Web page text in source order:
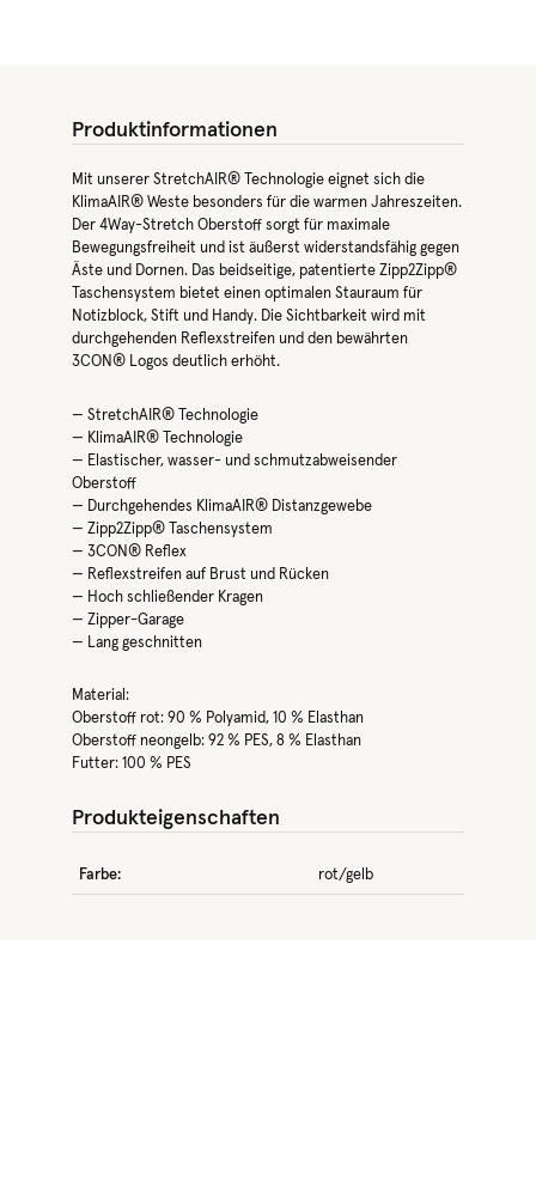
Produktinformationen
Mit unserer StretchAIR® Technologie eignet sich die
KlimaAIR® Weste besonders für die warmen Jahreszeiten.
Der 4Way-Stretch Oberstoff sorgt für maximale
Bewegungsfreiheit und ist äußerst widerstandsfähig gegen
Äste und Dornen. Das beidseitige, patentierte Zipp2Zipp®
Taschensystem bietet einen optimalen Stauraum für
Notizblock, Stift und Handy. Die Sichtbarkeit wird mit
durchgehenden Reflexstreifen und den bewährten
3CON® Logos deutlich erhöht.
— StretchAIR® Technologie
— KlimaAIR® Technologie
— Elastischer, wasser- und schmutzabweisender
Oberstoff
— Durchgehendes KlimaAIR® Distanzgewebe
— Zipp2Zipp® Taschensystem
— 3CON® Reflex
— Reflexstreifen auf Brust und Rücken
— Hoch schließender Kragen
— Zipper-Garage
— Lang geschnitten
Material:
Oberstoff rot: 90 % Polyamid, 10 % Elasthan
Oberstoff neongelb: 92 % PES, 8 % Elasthan
Futter: 100 % PES
Produkteigenschaften
Farbe: rot/gelb